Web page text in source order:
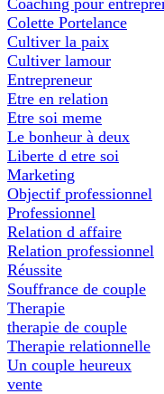
Colette Portelance
Cultiver la paix
Cultiver lamour
Entrepreneur
Etre en relation
Etre soi meme
Le bonheur à deux
Liberte d etre soi
Marketing
Objectif professionnel
Professionnel
Relation d affaire
Relation professionnel
Réussite
Souffrance de couple
Therapie
therapie de couple
Therapie relationnelle
Un couple heureux
vente